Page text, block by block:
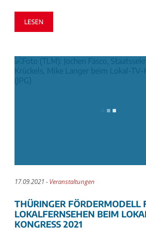
LESEN
17.09.2021 - Veranstaltungen
THÜRINGER FÖRDERMODELL
LOKALFERNSEHEN BEIM
KONGRESS 2021